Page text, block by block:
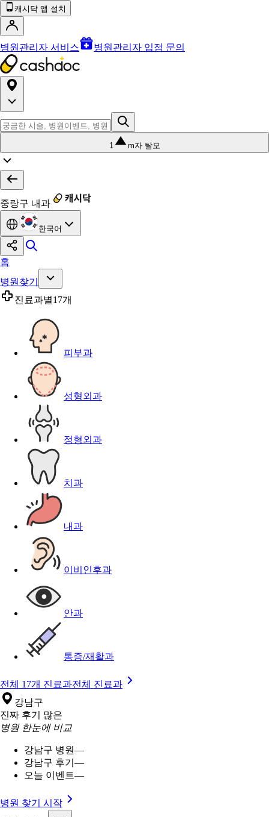
캐시닥 앱 설치
병원관리자 서비스 병원관리자 입점 문의
1 m자 탈모
중랑구 내과
한국어
홈
병원찾기
진료과별17개
피부과
성형외과
정형외과
치과
내과
이비인후과
안과
통증/재활과
전체 17개 진료과전체 진료과
강남구
진짜 후기 많은
병원 한눈에 비교
강남구 병원—
강남구 후기 —
오늘 이벤트—
병원 찾기 시작